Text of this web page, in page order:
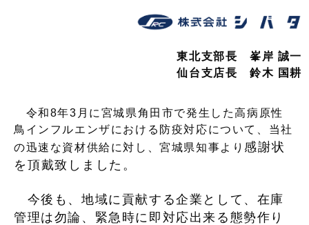
東北支部長 峯岸 誠一
仙台支店長 鈴木 国耕
令和8年3月に宮城県角田市で発生した高病原性
鳥インフルエンザにおける防疫対応について、当社
の迅速な資材供給に対し、宮城県知事より 感謝状
を頂戴致しました。
今後も、地域に貢献する企業として、在庫
管理は勿論、緊急時に即対応出来る態勢作り